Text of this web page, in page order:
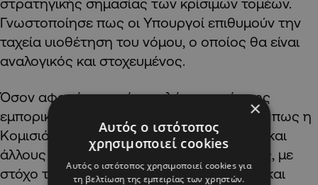
στρατηγικής σημασίας των κρίσιμων τομέων.
Γνωστοποίησε πως οι Υπουργοί επιθυμούν την
ταχεία υιοθέτηση του νόμου, ο οποίος θα είναι
αναλογικός και στοχευμένος.
Όσον αφορά τον τρίτο πυλώνα, αυτόν της
εμπορικής πολιτικής, ο κ. Σεζουρνέ τόνισε πως η
Κομισιόν συνεργάζεται με την Αυστραλία και
άλλους εταίρους σε εμπορικές συμφωνίες, με
στόχο τη διαφοροποίηση των εξαγωγών και
×
Αυτός ο ιστότοπος
χρησιμοποιεί cookies
Αυτός ο ιστότοπος χρησιμοποιεί cookies για
τη βελτίωση της εμπειρίας των χρηστών.